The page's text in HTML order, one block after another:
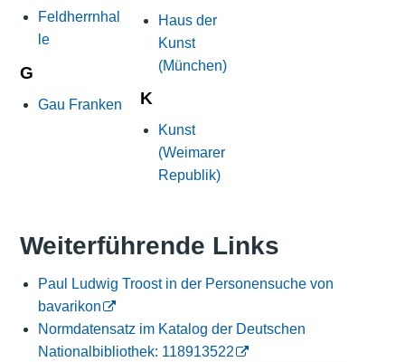
Feldherrnhal
le
G
Gau Franken
Haus der
Kunst
(München)
K
Kunst
(Weimarer
Republik)
Weiterführende Links
Paul Ludwig Troost in der Personensuche von
bavarikon
Normdatensatz im Katalog der Deutschen
Nationalbibliothek: 118913522